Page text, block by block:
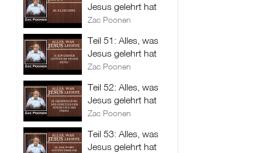
Jesus gelehrt hat
Zac Poonen
Teil 51: Alles, was
Jesus gelehrt hat
Zac Poonen
Teil 52: Alles, was
Jesus gelehrt hat
Zac Poonen
Teil 53: Alles, was
Jesus gelehrt hat